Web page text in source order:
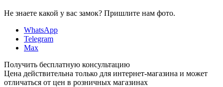
Не знаете какой у вас замок? Пришлите нам фото.
WhatsApp
Telegram
Max
Получить бесплатную консультацию
Цена действительна только для интернет-магазина и может
отличаться от цен в розничных магазинах